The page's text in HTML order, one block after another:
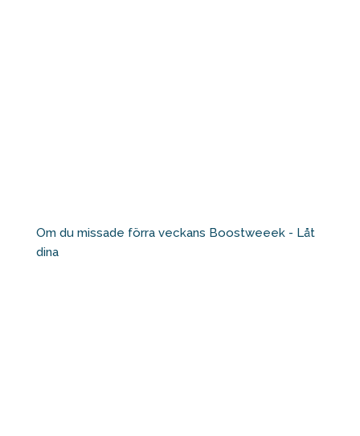
Om du missade förra veckans Boostweeek - Låt
dina